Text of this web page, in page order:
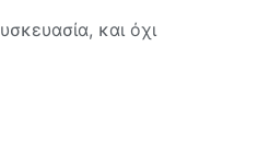
και όχι